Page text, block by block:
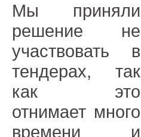
Мы приняли
решение не
участвовать в
тендерах, так
как это
отнимает много
времени и